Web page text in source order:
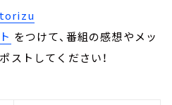
をつけて、番組の感想やメッ
ストしてください！